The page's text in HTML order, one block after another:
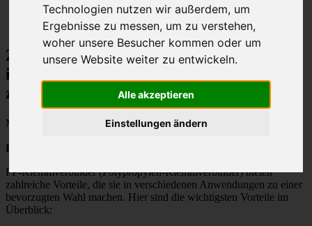
Technologien nutzen wir außerdem, um
Ergebnisse zu messen, um zu verstehen,
woher unsere Besucher kommen oder um
unsere Website weiter zu entwickeln.
Alle akzeptieren
Einstellungen ändern
Artikelnummer: #276
654 Stück auf Lager
2,80 €
inkl. 19% MwSt.
zzgl.
Versandkosten
Menge:
PP-Klemmverbinder 25mm
PP-Klemmverbinder (Polypropylen-Klemmverbinder) bieten
zahlreiche Vorteile, die sie in verschiedenen Anwendungen zu einer
bevorzugten Wahl machen. Hier sind die wichtigsten Vorteile im
Überblick: